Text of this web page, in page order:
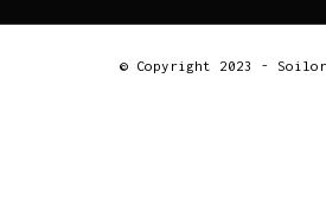
© Copyright 2023 -